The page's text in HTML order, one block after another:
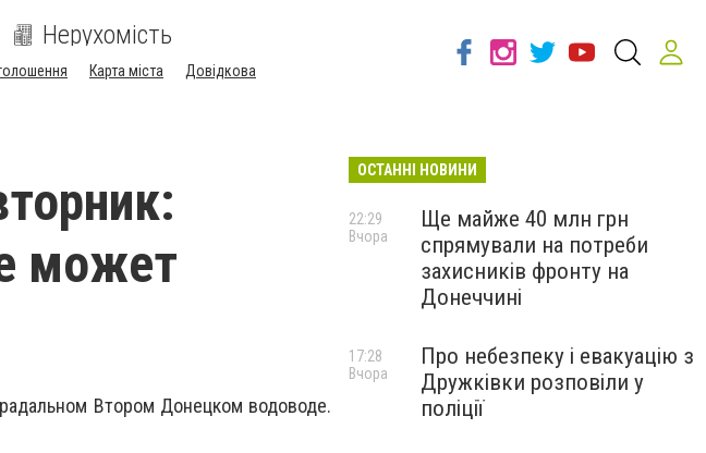
Нерухомість
Карта міста Довідкова
может
Втором Донецком водоводе.
ОСТАННІ НОВИНИ
Ще майже 40 млн грн
спрямували на потреби
захисників фронту на
Донеччині
22:29
Вчора
Про небезпеку і евакуацію з
Дружківки розповіли у
поліції
17:28
Вчора